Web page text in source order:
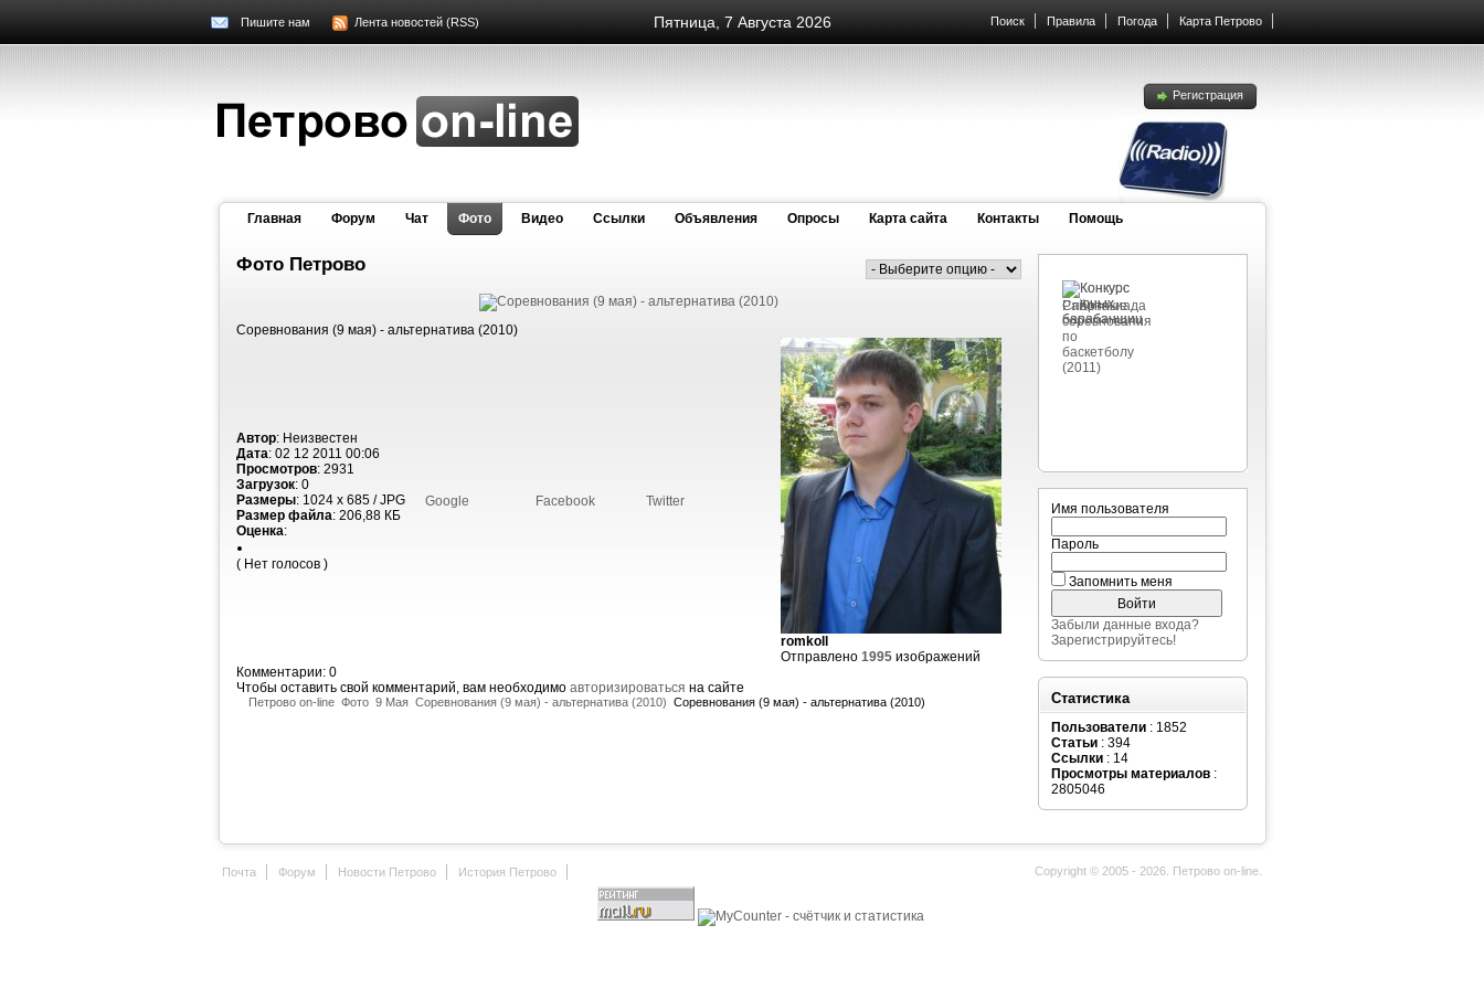
Пятница, 7 Августа 2026
Пишите нам Лента новостей (RSS) Поиск Правила Погода Карта Петрово
Регистрация
Главная Форум Чат Фото Видео Cсылки Объявления Опросы Карта сайта Контакты Помощь
Фото Петрово
Соревнования (9 мая) - альтернатива (2010)
Автор: Неизвестен
Дата: 02 12 2011 00:06
Просмотров: 2931
Загрузок: 0
Размеры: 1024 x 685 / JPG
Размер файла: 206,88 КБ
Оценка:
( Нет голосов )
Google Facebook Twitter
romkoll
Отправлено 1995 изображений
Комментарии: 0
Чтобы оставить свой комментарий, вам необходимо авторизироваться на сайте
Петрово on-line Фото 9 Мая Соревнования (9 мая) - альтернатива (2010) Соревнования (9 мая) - альтернатива (2010)
Имя пользователя
Пароль
Запомнить меня
Забыли данные входа?
Зарегистрируйтесь!
Статистика
Пользователи : 1852
Статьи : 394
Ссылки : 14
Просмотры материалов :
2805046
Почта Форум Новости Петрово История Петрово Copyright © 2005 - 2026. Петрово on-line.